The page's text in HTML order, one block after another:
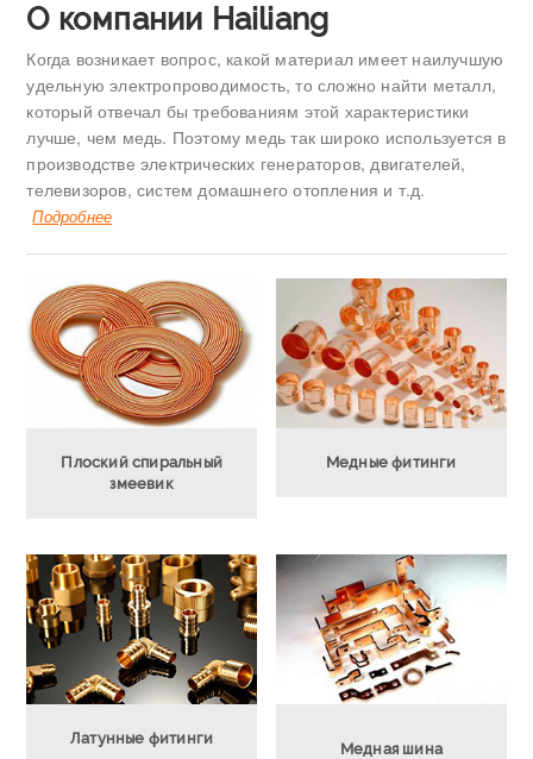
О компании Hailiang
Когда возникает вопрос, какой материал имеет наилучшую
удельную электропроводимость, то сложно найти металл,
который отвечал бы требованиям этой характеристики
лучше, чем медь. Поэтому медь так широко используется в
производстве электрических генераторов, двигателей,
телевизоров, систем домашнего отопления и т.д.
Подробнее
Плоский спиральный
змеевик
Медные фитинги
Латунные фитинги
Медная шина